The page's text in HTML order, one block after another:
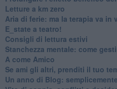
​Letture a km zero
​Aria di ferie: ma la terapia va in
​E_state a teatro!
​Consigli di lettura estivi
​Stanchezza mentale: come
​A come Amico
​Se ami gli altri, prenditi il tuo
​Un anno di Blog: